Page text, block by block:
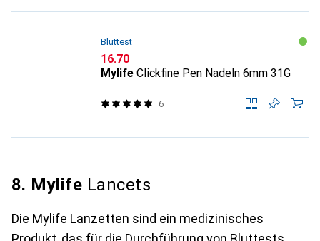
Bluttest
CHF
16.70
Mylife Clickfine Pen Nadeln 6mm 31G
6
8. Mylife Lancets
Die Mylife Lanzetten sind ein medizinisches